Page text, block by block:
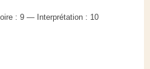
: 9 — Interprétation : 10